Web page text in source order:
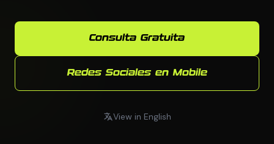
Consulta Gratuita
Redes Sociales en Mobile
View in English